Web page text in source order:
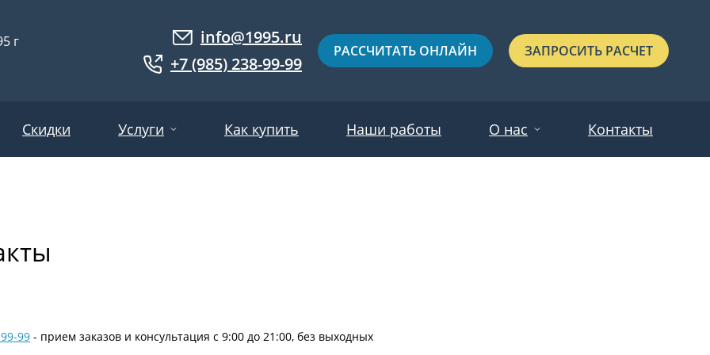
г
info@1995.ru
+7 (985) 238-99-99
РАССЧИТАТЬ ОНЛАЙН ЗАПРОСИТЬ РАСЧЕТ
ламинат
Светлые двери
Скидки Услуги Как купить Наши работы О нас Контакты
99 - прием заказов и консультация с 9:00 до 21:00, без выходных